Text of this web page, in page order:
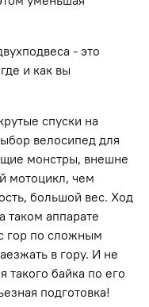
- это
и как вы
спуски на
велосипед для
монстры, внешне
мотоцикл, чем
большой вес. Ход
таком аппарате
гор по сложным
в гору. И не
такого байка по его
подготовка!